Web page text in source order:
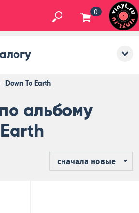
0
Down To Earth
альбому
сначала новые